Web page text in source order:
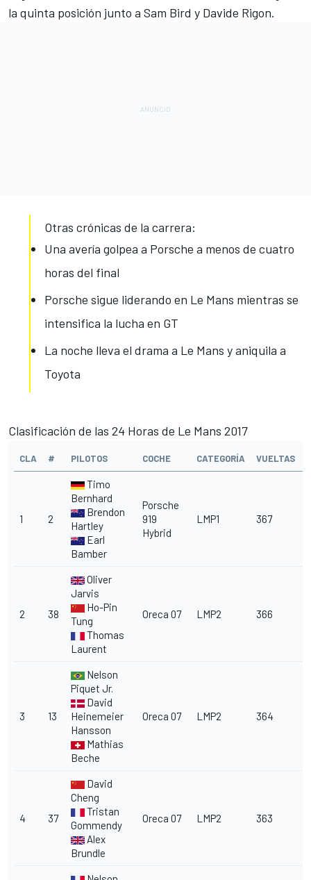
la quinta posición junto a Sam Bird y Davide Rigon.
Otras crónicas de la carrera:
Una avería golpea a Porsche a menos de cuatro
horas del final
Porsche sigue liderando en Le Mans mientras se
intensifica la lucha en GT
La noche lleva el drama a Le Mans y aniquila a
Toyota
Clasificación de las 24 Horas de Le Mans 2017
CLA # PILOTOS COCHE CATEGORÍA VUELTAS
1 2
Timo
Bernhard
Brendon
Hartley
Earl
Bamber
Porsche
919
Hybrid
LMP1 367
2 38
Oliver
Jarvis
Ho-Pin
Tung
Thomas
Laurent
Oreca 07 LMP2 366
3 13
Nelson
Piquet Jr.
David
Heinemeier
Hansson
Mathias
Beche
Oreca 07 LMP2 364
4 37
David
Cheng
Tristan
Gommendy
Alex
Brundle
Oreca 07 LMP2 363